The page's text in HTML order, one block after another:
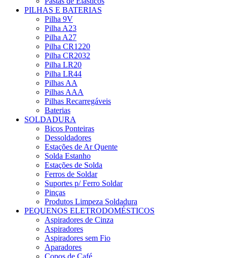
PILHAS E BATERIAS
Pilha 9V
Pilha A23
Pilha A27
Pilha CR1220
Pilha CR2032
Pilha LR20
Pilha LR44
Pilhas AA
Pilhas AAA
Pilhas Recarregáveis
Baterias
SOLDADURA
Bicos Ponteiras
Dessoldadores
Estações de Ar Quente
Solda Estanho
Estações de Solda
Ferros de Soldar
Suportes p/ Ferro Soldar
Pinças
Produtos Limpeza Soldadura
PEQUENOS ELETRODOMÉSTICOS
Aspiradores de Cinza
Aspiradores
Aspiradores sem Fio
Aparadores